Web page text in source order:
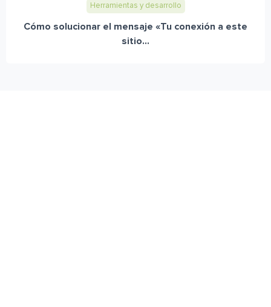
Herramientas y desarrollo
Cómo solucionar el mensaje «Tu conexión a este
sitio...